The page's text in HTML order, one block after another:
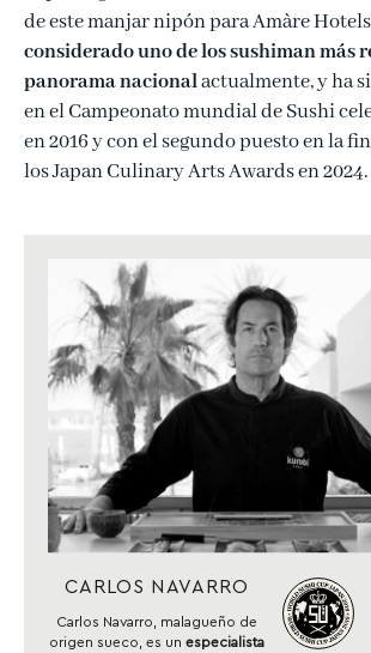
de este manjar nipón para Amàre
considerado uno de los sushiman más
panorama nacionalactualmente, y ha
en el Campeonato mundial de Sushi
en 2016 y con el segundo puesto en la
los Japan Culinary Arts Awards en 2024.
CARLOS NAVARRO
Carlos Navarro, malagueño de
origen sueco, es un especialista